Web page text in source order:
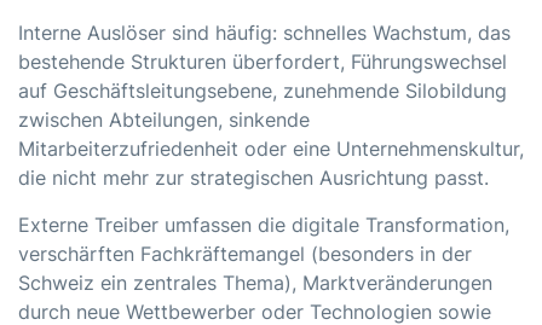
Interne Auslöser sind häufig: schnelles Wachstum, das
bestehende Strukturen überfordert, Führungswechsel
auf Geschäftsleitungsebene, zunehmende Silobildung
zwischen Abteilungen, sinkende
Mitarbeiterzufriedenheit oder eine Unternehmenskultur,
die nicht mehr zur strategischen Ausrichtung passt.
Externe Treiber umfassen die digitale Transformation,
verschärften Fachkräftemangel (besonders in der
Schweiz ein zentrales Thema), Marktveränderungen
durch neue Wettbewerber oder Technologien sowie